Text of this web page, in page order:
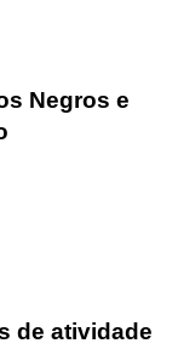
Negros e
de atividade